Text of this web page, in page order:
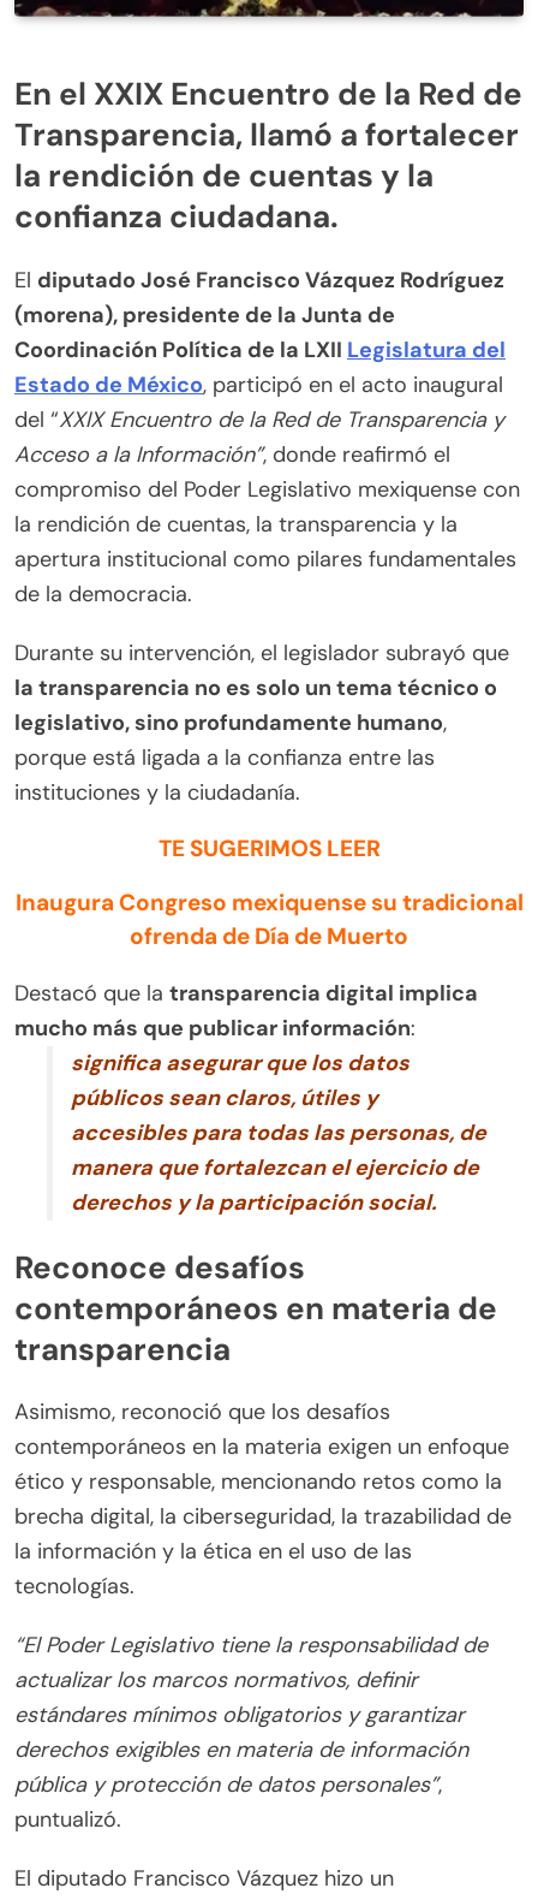
En el XXIX Encuentro de la Red de
Transparencia, llamó a fortalecer
la rendición de cuentas y la
confianza ciudadana.
El diputado José Francisco Vázquez Rodríguez
(morena), presidente de la Junta de
Coordinación Política de la LXII Legislatura del
Estado de México, participó en el acto inaugural
del “XXIX Encuentro de la Red de Transparencia y
Acceso a la Información”, donde reafirmó el
compromiso del Poder Legislativo mexiquense con
la rendición de cuentas, la transparencia y la
apertura institucional como pilares fundamentales
de la democracia.
Durante su intervención, el legislador subrayó que
la transparencia no es solo un tema técnico o
legislativo, sino profundamente humano,
porque está ligada a la confianza entre las
instituciones y la ciudadanía.
TE SUGERIMOS LEER
Inaugura Congreso mexiquense su tradicional
ofrenda de Día de Muerto
Destacó que la transparencia digital implica
mucho más que publicar información:
significa asegurar que los datos
públicos sean claros, útiles y
accesibles para todas las personas, de
manera que fortalezcan el ejercicio de
derechos y la participación social.
Reconoce desafíos
contemporáneos en materia de
transparencia
Asimismo, reconoció que los desafíos
contemporáneos en la materia exigen un enfoque
ético y responsable, mencionando retos como la
brecha digital, la ciberseguridad, la trazabilidad de
la información y la ética en el uso de las
tecnologías.
“El Poder Legislativo tiene la responsabilidad de
actualizar los marcos normativos, definir
estándares mínimos obligatorios y garantizar
derechos exigibles en materia de información
pública y protección de datos personales”,
puntualizó.
El diputado Francisco Vázquez hizo un